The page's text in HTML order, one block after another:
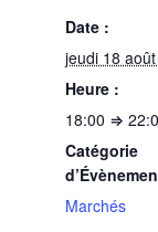
Date :
jeudi 18
Heure :
18:00 ⇒
Catégorie
Marchés